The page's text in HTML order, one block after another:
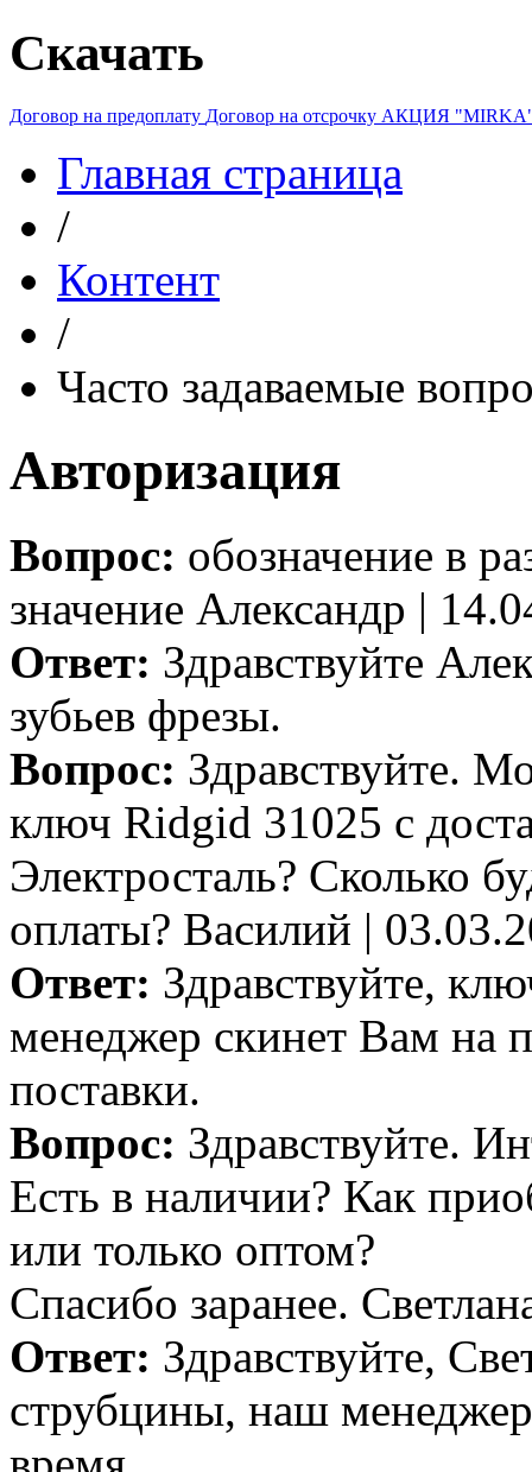
Скачать
Договор на предоплату Договор на отсрочку АКЦИЯ
Главная страница
/
Контент
/
Часто задаваемые
Авторизация
Вопрос: обозначение в
значение Александр |
Ответ: Здравствуйте
зубьев фрезы.
Вопрос: Здравствуйте.
ключ Ridgid 31025 с
Электросталь? Сколько
оплаты? Василий |
Ответ: Здравствуйте,
менеджер скинет Вам на
поставки.
Вопрос: Здравствуйте.
Есть в наличии? Как
или только оптом?
Спасибо заранее.
Ответ: Здравствуйте,
струбцины, наш